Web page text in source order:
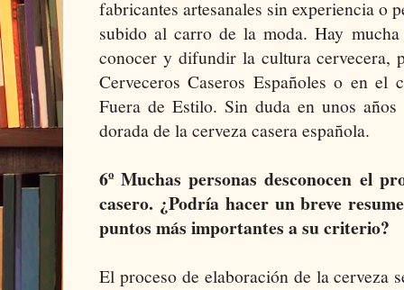
fabricantes artesanales sin experiencia o
subido al carro de la moda. Hay
conocer y difundir la cultura cervecera,
Cerveceros Caseros Españoles o en
Fuera de Estilo. Sin duda en unos
dorada de la cerveza casera española.
6º Muchas personas desconocen el
casero. ¿Podría hacer un breve
puntos más importantes a su criterio?
El proceso de elaboración de la cerveza